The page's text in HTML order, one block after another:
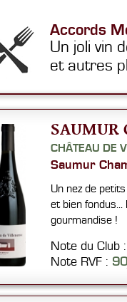
Accords
Un joli vin
et autres
SAUMUR
CHÂTEAU DE
Saumur
Un nez de
et bien
gourmandise !
Note du Club
Note RVF :